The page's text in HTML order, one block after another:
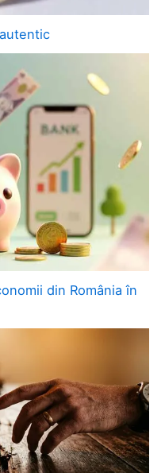
din România în